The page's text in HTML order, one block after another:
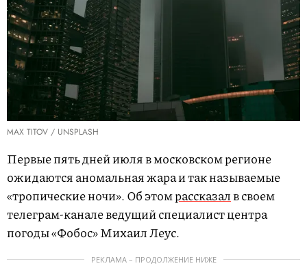
MAX TITOV / UNSPLASH
Первые пять дней июля в московском регионе
ожидаются аномальная жара и так называемые
«тропические ночи». Об этомрассказалв своем
телеграм-канале ведущий специалист центра
погоды «Фобос» Михаил Леус.
РЕКЛАМА – ПРОДОЛЖЕНИЕ НИЖЕ